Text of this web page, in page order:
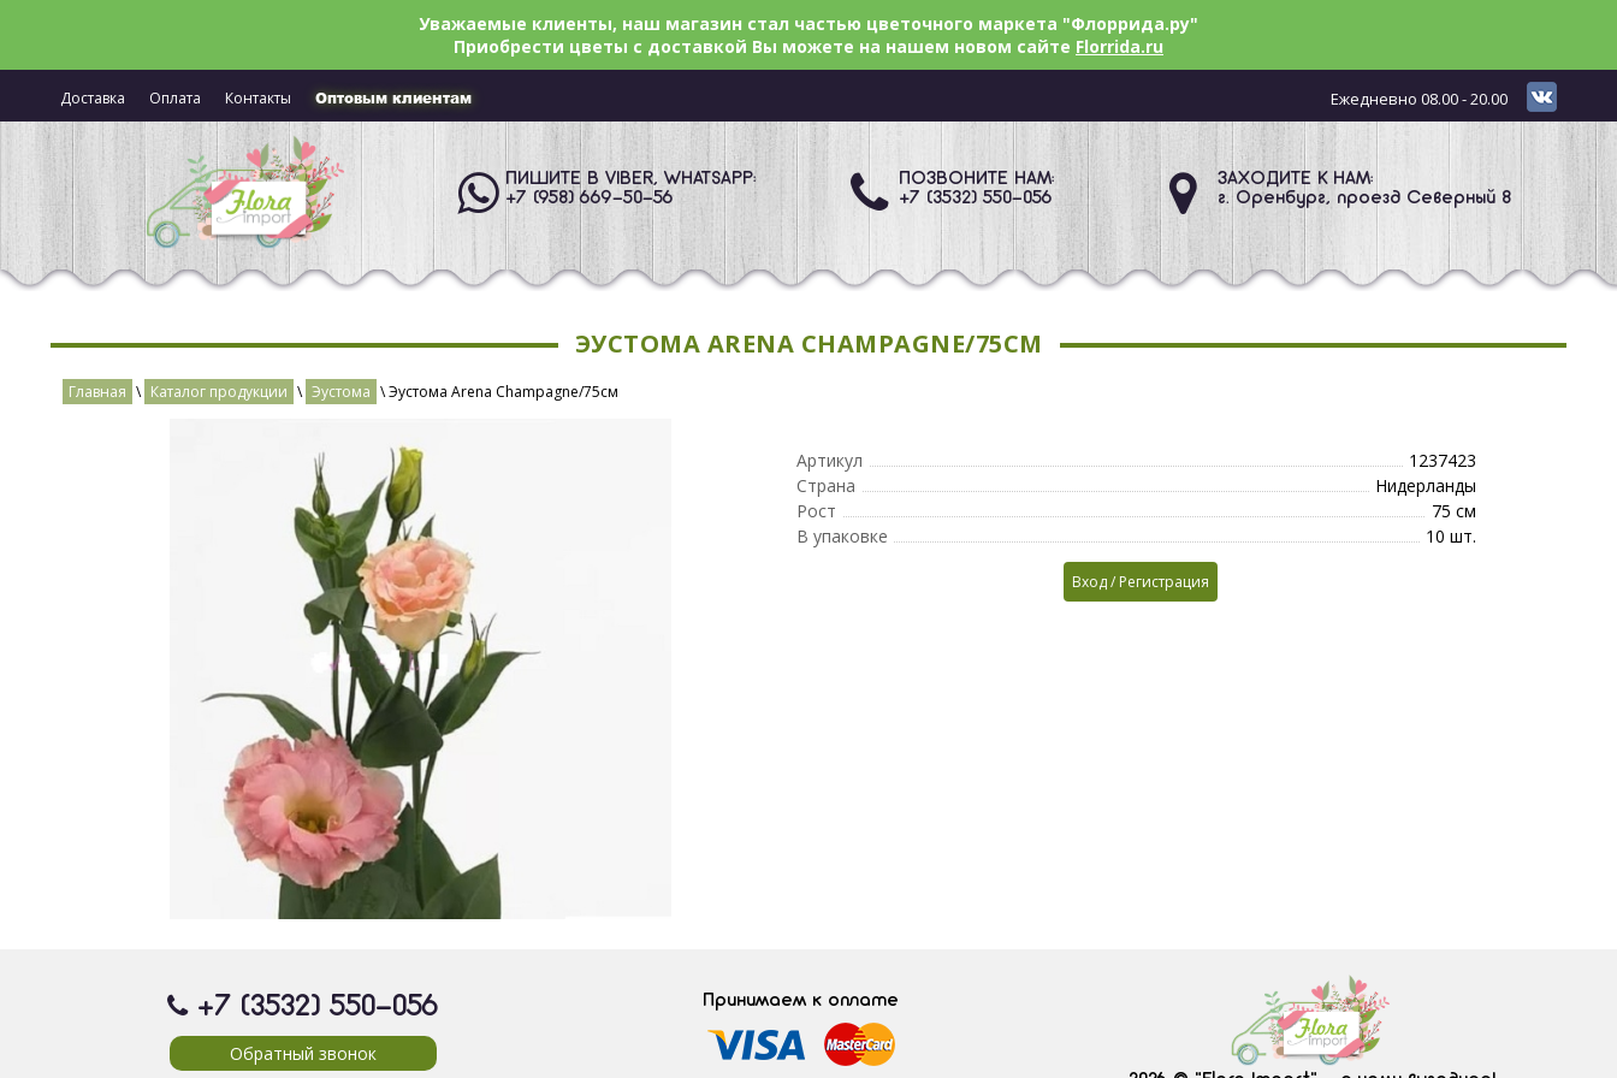
Уважаемые клиенты, наш магазин стал частью цветочного маркета "Флоррида.ру"
Приобрести цветы с доставкой Вы можете на нашем новом сайте Florrida.ru
Доставка Оплата Контакты Оптовым клиентам Ежедневно 08.00 - 20.00
ПИШИТЕ В VIBER, WHATSAPP:
+7 (958) 669-50-56
ПОЗВОНИТЕ НАМ:
+7 (3532) 550-056
ЗАХОДИТЕ К НАМ:
г. Оренбург, проезд Северный 8
ЭУСТОМА ARENA CHAMPAGNE/75СМ
Главная \ Каталог продукции \ Эустома \ Эустома Arena Champagne/75см
Артикул
1237423
Страна
Нидерланды
Рост
75 см
В упаковке
10 шт.
Вход / Регистрация
+7 (3532) 550-056
Обратный звонок
Принимаем к оплате